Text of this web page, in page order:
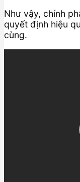
Như vậy, chính
quyết định hiệu
cùng.